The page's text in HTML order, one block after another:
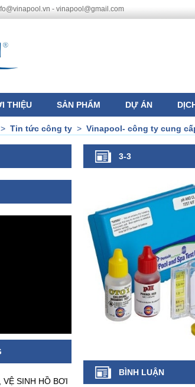
- vinapool@gmail.com
THIỆU SẢN PHẨM DỰ ÁN
> Tin tức công ty > Vinapool- công ty cung
VỆ SINH HỒ BƠI
3-3
BÌNH LUẬN